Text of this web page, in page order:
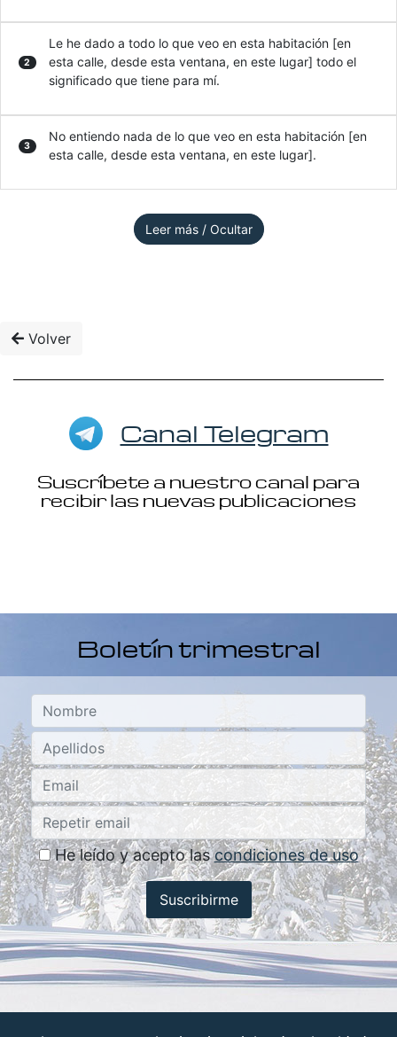
2
Le he dado a todo lo que veo en esta habitación [en
esta calle, desde esta ventana, en este lugar] todo el
significado que tiene para mí.
3
No entiendo nada de lo que veo en esta habitación [en
esta calle, desde esta ventana, en este lugar].
Leer más / Ocultar
Volver
Canal Telegram
Suscríbete a nuestro canal para
recibir las nuevas publicaciones
Boletín trimestral
He leído y acepto lascondiciones de uso
Suscribirme